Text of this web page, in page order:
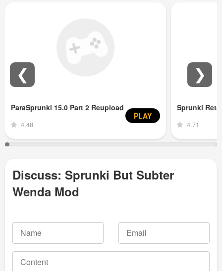
ParaSprunki 15.0 Part 2 Reupload
4.48
PLAY
Sprunki
4.71
❮ ❯
Discuss: Sprunki But Subter
Wenda Mod